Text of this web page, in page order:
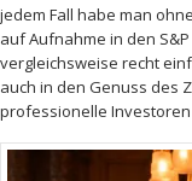
jedem Fall habe man
auf Aufnahme in den
vergleichsweise recht
auch in den Genuss des
professionelle Investoren